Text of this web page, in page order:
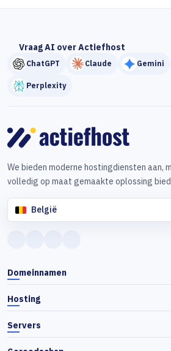
Vraag AI over Actiefhost
ChatGPT Claude Gemini
Perplexity
We bieden moderne hostingdiensten aan,
volledig op maat gemaakte oplossing
België
Domeinnamen
Hosting
Servers